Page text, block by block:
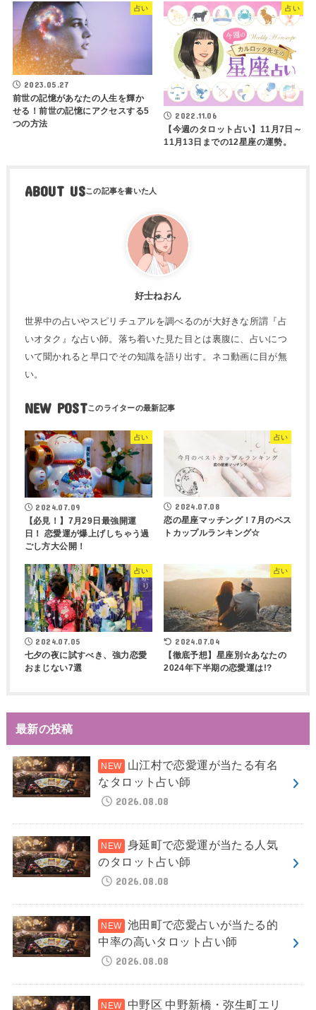
占い
2023.05.27
前世の記憶があなたの人生を輝か
せる！前世の記憶にアクセスする5
つの方法
占い
2022.11.06
【今週のタロット占い】11月7日～
11月13日までの12星座の運勢。
ABOUT US
好士ねおん
世界中の占いやスピリチュアルを調べるのが大好きな所謂『占
いオタク』な占い師。落ち着いた見た目とは裏腹に、占いにつ
いて聞かれると早口でその知識を語り出す。ネコ動画に目が無
い。
NEW POST
占い
2024.07.09
【必見！】7月29日最強開運
日！ 恋愛運が爆上げしちゃう過
ごし方大公開！
占い
2024.07.08
恋の星座マッチング！7月のベス
トカップルランキング☆
占い
2024.07.05
七夕の夜に試すべき、強力恋愛
おまじない7選
占い
2024.07.04
【徹底予想】星座別☆あなたの
2024年下半期の恋愛運は!?
最新の投稿
山江村で恋愛運が当たる有名
なタロット占い師
2026.08.08
身延町で恋愛運が当たる人気
のタロット占い師
2026.08.08
池田町で恋愛占いが当たる的
中率の高いタロット占い師
2026.08.08
中野区 中野新橋・弥生町エリ